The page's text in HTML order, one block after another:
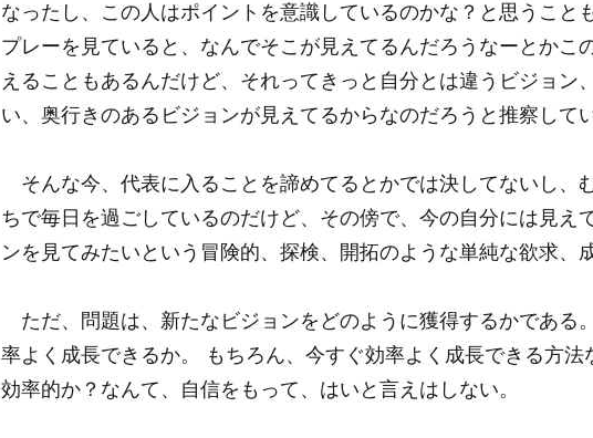
なったし、この人はポイントを意識しているのかな？と思うこと
プレーを見ていると、なんでそこが見えてるんだろうなーとかこ
えることもあるんだけど、それってきっと自分とは違うビジョン
い、奥行きのあるビジョンが見えてるからなのだろうと推察してい
そんな今、代表に入ることを諦めてるとかでは決してないし、
ちで毎日を過ごしているのだけど、その傍で、今の自分には見え
ンを見てみたいという冒険的、探検、開拓のような単純な欲求、
ただ、問題は、新たなビジョンをどのように獲得するかである
率よく成長できるか。 もちろん、今すぐ効率よく成長できる方法
効率的か？なんて、自信をもって、はいと言えはしない。